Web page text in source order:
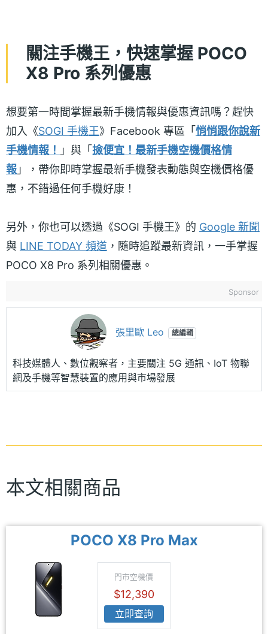
關注手機王，快速掌握 POCO
X8 Pro 系列優惠
想要第一時間掌握最新手機情報與優惠資訊嗎？趕快
加入《SOGI 手機王》Facebook 專區「 悄悄跟你說新
手機情報！ 」與「 撿便宜！最新手機空機價格情
報 」，帶你即時掌握最新手機發表動態與空機價格優
惠，不錯過任何手機好康！
另外，你也可以透過《SOGI 手機王》的 Google 新聞
與 LINE TODAY 頻道 ，隨時追蹤最新資訊，一手掌握
POCO X8 Pro 系列相關優惠。
Sponsor
張里歐 Leo 總編輯
科技媒體人、數位觀察者，主要關注 5G 通訊、IoT 物聯
網及手機等智慧裝置的應用與市場發展
本文相關商品
POCO X8 Pro Max
門市空機價
$12,390
立即查詢